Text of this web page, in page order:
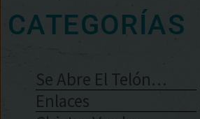
CATEGORÍAS
Se Abre El Telón…
Enlaces